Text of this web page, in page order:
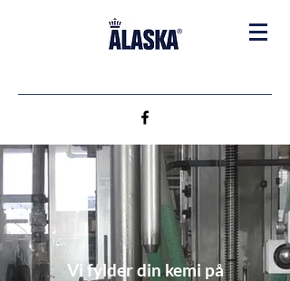
Vi fylder din kemi på